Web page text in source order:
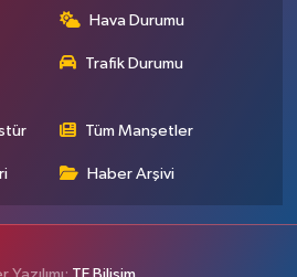
Hava Durumu
Trafik Durumu
Tüm Manşetler
Haber Arşivi